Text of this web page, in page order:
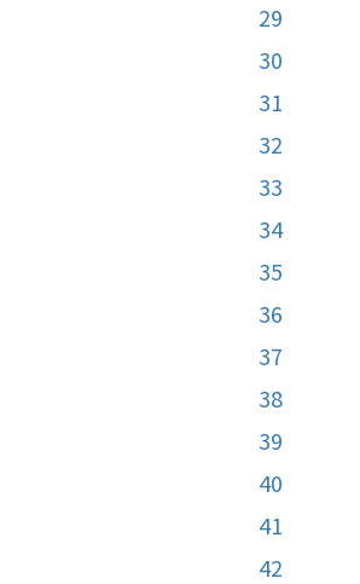
29
30
31
32
33
34
35
36
37
38
39
40
41
42